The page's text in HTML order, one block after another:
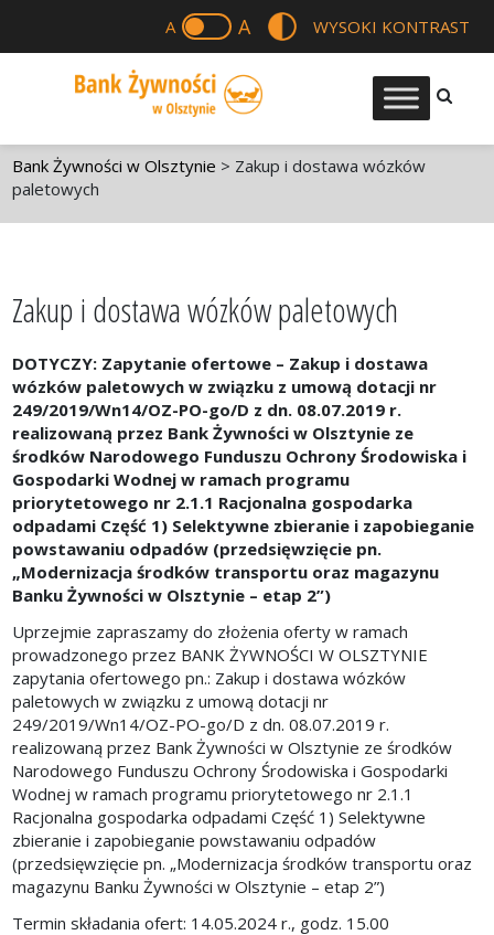
A A WYSOKI KONTRAST
Bank Żywności w Olsztynie > Zakup i dostawa wózków
paletowych
Zakup i dostawa wózków paletowych
DOTYCZY: Zapytanie ofertowe – Zakup i dostawa
wózków paletowych w związku z umową dotacji nr
249/2019/Wn14/OZ-PO-go/D z dn. 08.07.2019 r.
realizowaną przez Bank Żywności w Olsztynie ze
środków Narodowego Funduszu Ochrony Środowiska i
Gospodarki Wodnej w ramach programu
priorytetowego nr 2.1.1 Racjonalna gospodarka
odpadami Część 1) Selektywne zbieranie i zapobieganie
powstawaniu odpadów (przedsięwzięcie pn.
„Modernizacja środków transportu oraz magazynu
Banku Żywności w Olsztynie – etap 2”)
Uprzejmie zapraszamy do złożenia oferty w ramach
prowadzonego przez BANK ŻYWNOŚCI W OLSZTYNIE
zapytania ofertowego pn.: Zakup i dostawa wózków
paletowych w związku z umową dotacji nr
249/2019/Wn14/OZ-PO-go/D z dn. 08.07.2019 r.
realizowaną przez Bank Żywności w Olsztynie ze środków
Narodowego Funduszu Ochrony Środowiska i Gospodarki
Wodnej w ramach programu priorytetowego nr 2.1.1
Racjonalna gospodarka odpadami Część 1) Selektywne
zbieranie i zapobieganie powstawaniu odpadów
(przedsięwzięcie pn. „Modernizacja środków transportu oraz
magazynu Banku Żywności w Olsztynie – etap 2”)
Termin składania ofert: 14.05.2024 r., godz. 15.00